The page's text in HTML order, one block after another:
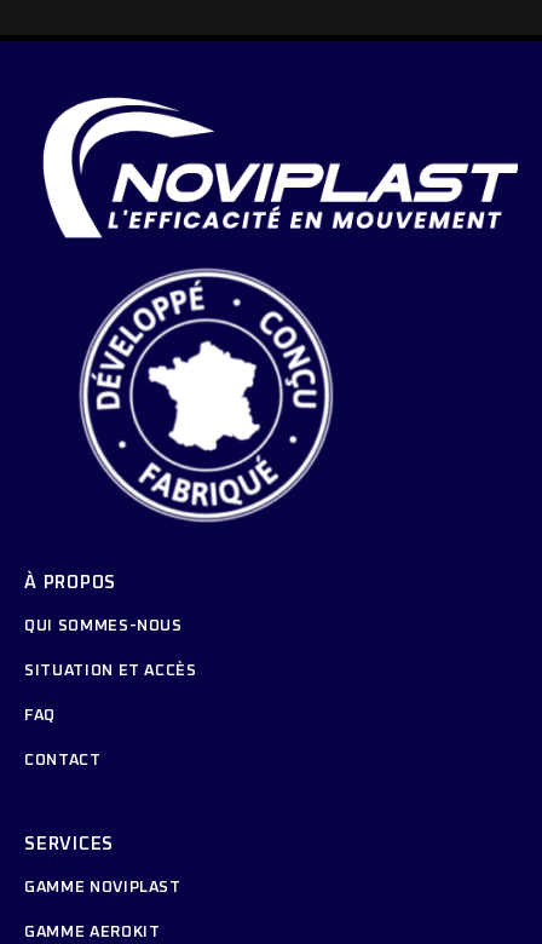
À PROPOS
QUI SOMMES-NOUS
SITUATION ET ACCÈS
FAQ
CONTACT
SERVICES
GAMME NOVIPLAST
GAMME AEROKIT